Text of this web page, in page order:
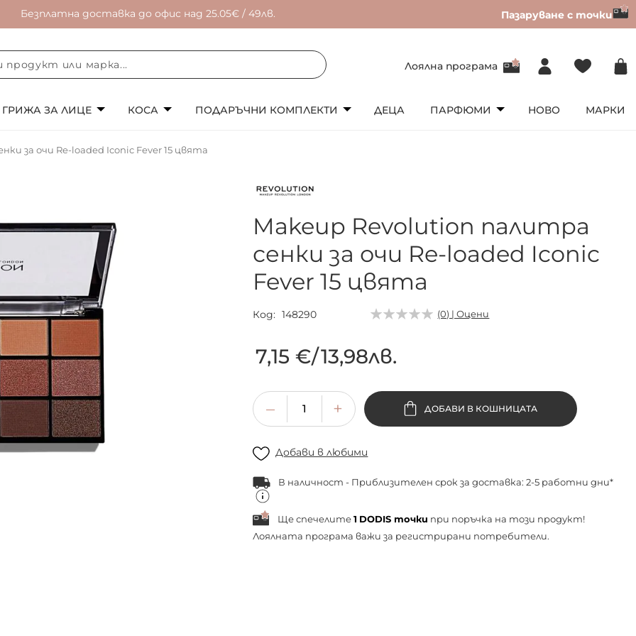
Безплатна доставка до офис над 25.05€ / 49лв. Пазаруване с точки
Лоялна програма
ГРИЖА ЗА ЛИЦЕ КОСА ПОДАРЪЧНИ КОМПЛЕКТИ ДЕЦА ПАРФЮМИ НОВО МАРКИ
за очи Re-loaded Iconic Fever 15 цвята
Makeup Revolution палитра
сенки за очи Re-loaded Iconic
Fever 15 цвята
Код 148290 (0) | Оцени
7,15 €/13,98лв.
ДОБАВИ В КОШНИЦАТА
Добави в любими
В наличност - Приблизителен срок за доставка: 2-5 работни дни*
Ще спечелите 1 DODIS точки при поръчка на този продукт!
Лоялната програма важи за регистрирани потребители.